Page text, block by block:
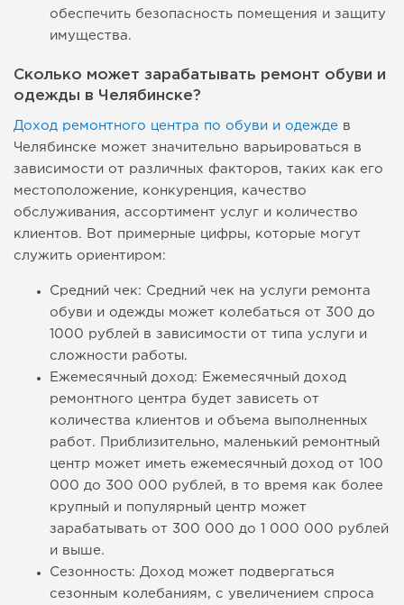
обеспечить безопасность помещения и защиту
имущества.
Сколько может зарабатывать ремонт обуви и
одежды в Челябинске?
Доход ремонтного центра по обуви и одежде в
Челябинске может значительно варьироваться в
зависимости от различных факторов, таких как его
местоположение, конкуренция, качество
обслуживания, ассортимент услуг и количество
клиентов. Вот примерные цифры, которые могут
служить ориентиром:
Средний чек: Средний чек на услуги ремонта
обуви и одежды может колебаться от 300 до
1000 рублей в зависимости от типа услуги и
сложности работы.
Ежемесячный доход: Ежемесячный доход
ремонтного центра будет зависеть от
количества клиентов и объема выполненных
работ. Приблизительно, маленький ремонтный
центр может иметь ежемесячный доход от 100
000 до 300 000 рублей, в то время как более
крупный и популярный центр может
зарабатывать от 300 000 до 1 000 000 рублей
и выше.
Сезонность: Доход может подвергаться
сезонным колебаниям, с увеличением спроса